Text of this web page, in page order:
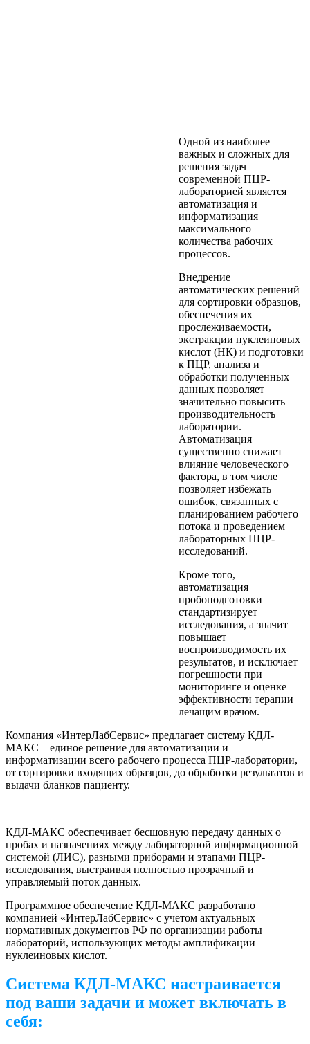
Одной из наиболее
важных и сложных для
решения задач
современной ПЦР-
лабораторией является
автоматизация и
информатизация
максимального
количества рабочих
процессов.
Внедрение
автоматических решений
для сортировки образцов,
обеспечения их
прослеживаемости,
экстракции нуклеиновых
кислот (НК) и подготовки
к ПЦР, анализа и
обработки полученных
данных позволяет
значительно повысить
производительность
лаборатории.
Автоматизация
существенно снижает
влияние человеческого
фактора, в том числе
позволяет избежать
ошибок, связанных с
планированием рабочего
потока и проведением
лабораторных ПЦР-
исследований.
Кроме того,
автоматизация
пробоподготовки
стандартизирует
исследования, а значит
повышает
воспроизводимость их
результатов, и исключает
погрешности при
мониторинге и оценке
эффективности терапии
лечащим врачом.
Компания «ИнтерЛабСервис» предлагает систему КДЛ-
МАКС – единое решение для автоматизации и
информатизации всего рабочего процесса ПЦР-лаборатории,
от сортировки входящих образцов, до обработки результатов и
выдачи бланков пациенту.
КДЛ-МАКС обеспечивает бесшовную передачу данных о
пробах и назначениях между лабораторной информационной
системой (ЛИС), разными приборами и этапами ПЦР-
исследования, выстраивая полностью прозрачный и
управляемый поток данных.
Программное обеспечение КДЛ-МАКС разработано
компанией «ИнтерЛабСервис» с учетом актуальных
нормативных документов РФ по организации работы
лабораторий, использующих методы амплификации
нуклеиновых кислот.
Система КДЛ-МАКС настраивается
под ваши задачи и может включать в
себя: